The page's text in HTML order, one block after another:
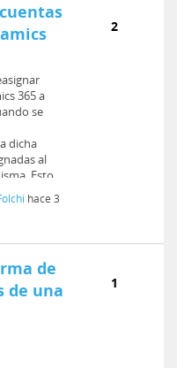
365 a
se
dicha
al
Esto ...
hace 3
2
de
de una
1